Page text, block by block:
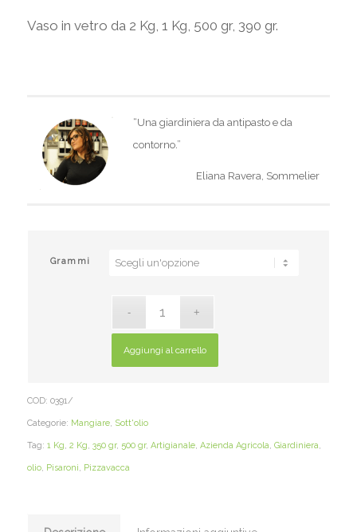
Vaso in vetro da 2 Kg, 1 Kg, 500 gr, 390 gr.
“Una giardiniera da antipasto e da
contorno.”
Eliana Ravera, Sommelier
Grammi
Aggiungi al carrello
COD: 0391/
Categorie: Mangiare, Sott'olio
Tag: 1 Kg, 2 Kg, 350 gr, 500 gr, Artigianale, Azienda Agricola, Giardiniera,
olio, Pisaroni, Pizzavacca